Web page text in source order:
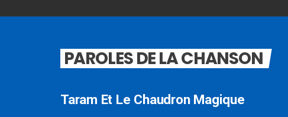
PAROLES DE LA CHANSON
Taram Et Le Chaudron Magique